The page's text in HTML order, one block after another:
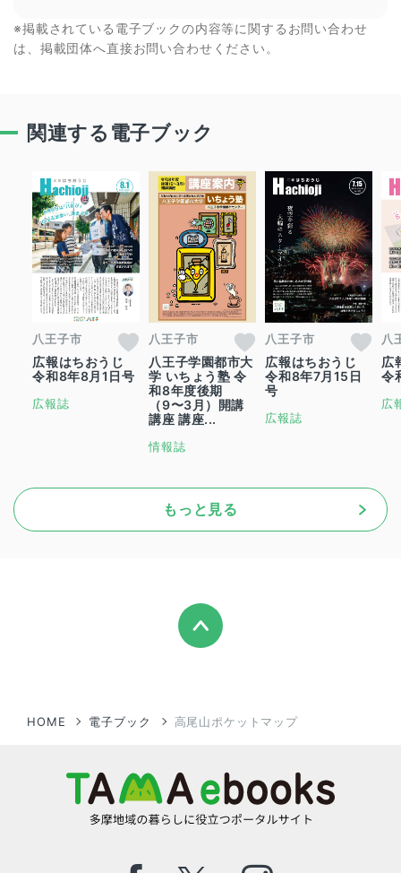
※掲載されている電子ブックの内容等に関するお問い合わせ
は、掲載団体へ直接お問い合わせください。
関連する電子ブック
八王子市
広報はちおうじ
令和8年8月1日号
広報誌
八王子市
八王子学園都市大
学 いちょう塾 令
和8年度後期
（9〜3月）開講
講座 講座...
情報誌
八王子市
広報はちおうじ
令和8年7月15日
号
広報誌
八
広
令
広
もっと見る
HOME 電子ブック 高尾山ポケットマップ